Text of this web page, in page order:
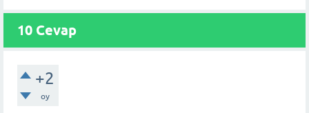
10 Cevap
+2
oy